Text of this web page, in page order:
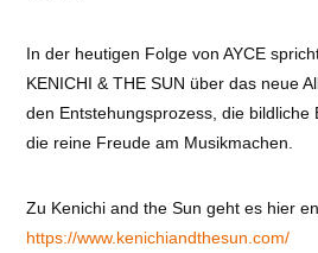
In der heutigen Folge von AYCE
KENICHI & THE SUN über das neue
den Entstehungsprozess, die
die reine Freude am Musikmachen.
Zu Kenichi and the Sun geht es hier
https://www.kenichiandthesun.com/